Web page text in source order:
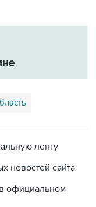
ленту
новостей сайта
официальном